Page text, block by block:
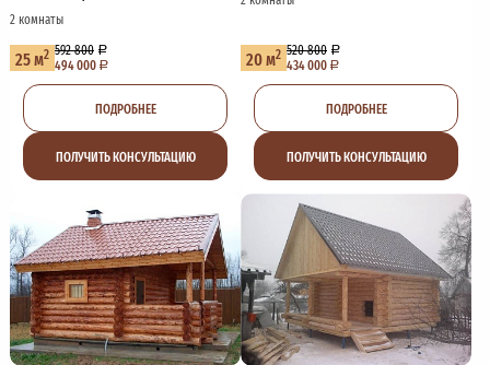
2 комнаты
25 м2 592 800
494 000
ПОДРОБНЕЕ
ПОЛУЧИТЬ КОНСУЛЬТАЦИЮ
20 м2 520 800
434 000
ПОДРОБНЕЕ
ПОЛУЧИТЬ КОНСУЛЬТАЦИЮ